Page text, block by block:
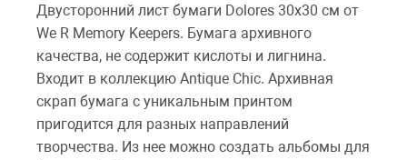
Двусторонний лист бумаги Dolores 30x30 см от
We R Memory Keepers. Бумага архивного
качества, не содержит кислоты и лигнина.
Входит в коллекцию Antique Chic. Архивная
скрап бумага с уникальным принтом
пригодится для разных направлений
творчества. Из нее можно создать альбомы для